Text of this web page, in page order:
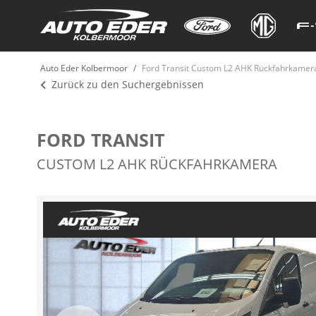
Auto Eder Kolbermoor Ford Transit Custom L2 AHK
Zurück zu den Suchergebnissen
FORD TRANSIT
CUSTOM L2 AHK RÜCKFAHRKAMERA
Ende
der
Bildergalerie
springen